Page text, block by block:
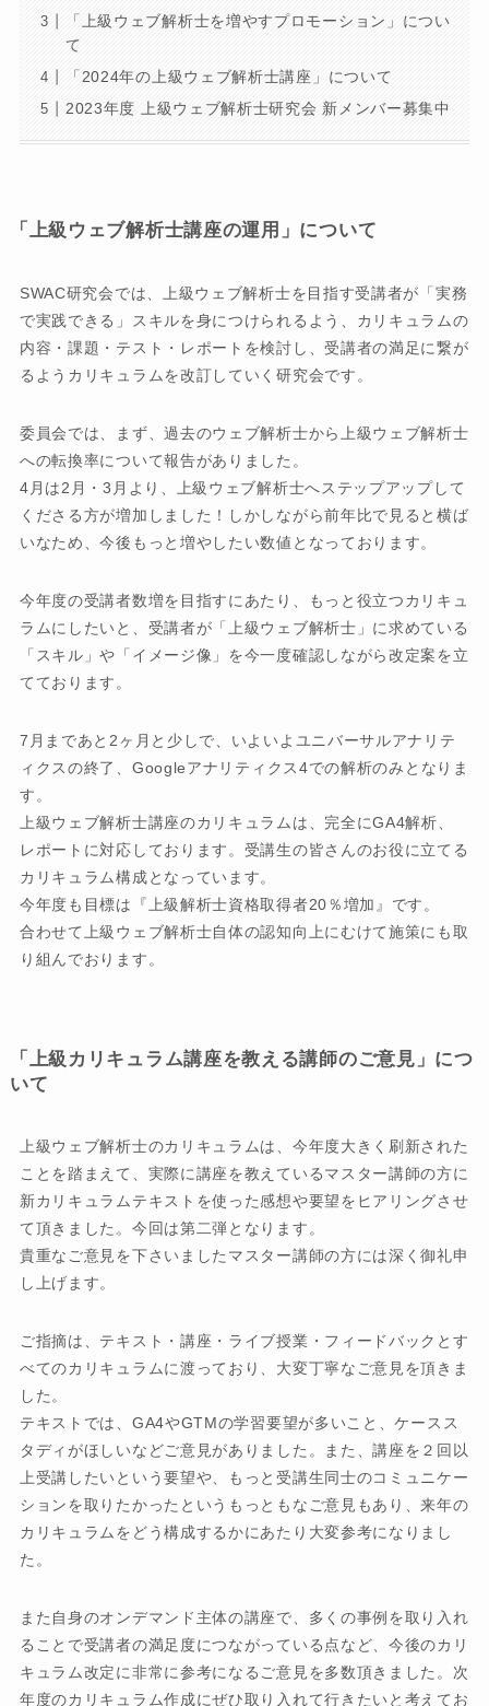
「上級ウェブ解析士を増やすプロモーション」につい
て
「2024年の上級ウェブ解析士講座」について
2023年度 上級ウェブ解析士研究会 新メンバー募集中
「上級ウェブ解析士講座の運用」について
SWAC研究会では、上級ウェブ解析士を目指す受講者が「実務
で実践できる」スキルを身につけられるよう、カリキュラムの
内容・課題・テスト・レポートを検討し、受講者の満足に繋が
るようカリキュラムを改訂していく研究会です。
委員会では、まず、過去のウェブ解析士から上級ウェブ解析士
への転換率について報告がありました。
4月は2月・3月より、上級ウェブ解析士へステップアップして
くださる方が増加しました！しかしながら前年比で見ると横ば
いなため、今後もっと増やしたい数値となっております。
今年度の受講者数増を目指すにあたり、もっと役立つカリキュ
ラムにしたいと、受講者が「上級ウェブ解析士」に求めている
「スキル」や「イメージ像」を今一度確認しながら改定案を立
てております。
7月まであと2ヶ月と少しで、いよいよユニバーサルアナリテ
ィクスの終了、Googleアナリティクス4での解析のみとなりま
す。
上級ウェブ解析士講座のカリキュラムは、完全にGA4解析、
レポートに対応しております。受講生の皆さんのお役に立てる
カリキュラム構成となっています。
今年度も目標は『上級解析士資格取得者20％増加』です。
合わせて上級ウェブ解析士自体の認知向上にむけて施策にも取
り組んでおります。
「上級カリキュラム講座を教える講師のご意見」につ
いて
上級ウェブ解析士のカリキュラムは、今年度大きく刷新された
ことを踏まえて、実際に講座を教えているマスター講師の方に
新カリキュラムテキストを使った感想や要望をヒアリングさせ
て頂きました。今回は第二弾となります。
貴重なご意見を下さいましたマスター講師の方には深く御礼申
し上げます。
ご指摘は、テキスト・講座・ライブ授業・フィードバックとす
べてのカリキュラムに渡っており、大変丁寧なご意見を頂きま
した。
テキストでは、GA4やGTMの学習要望が多いこと、ケースス
タディがほしいなどご意見がありました。また、講座を２回以
上受講したいという要望や、もっと受講生同士のコミュニケー
ションを取りたかったというもっともなご意見もあり、来年の
カリキュラムをどう構成するかにあたり大変参考になりまし
た。
また自身のオンデマンド主体の講座で、多くの事例を取り入れ
ることで受講者の満足度につながっている点など、今後のカリ
キュラム改定に非常に参考になるご意見を多数頂きました。次
年度のカリキュラム作成にぜひ取り入れて行きたいと考えてお